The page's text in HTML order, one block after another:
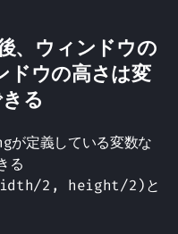
、ウィンドウの
ウの高さは変
る
定義している変数な
る
(width/2, height/2)と